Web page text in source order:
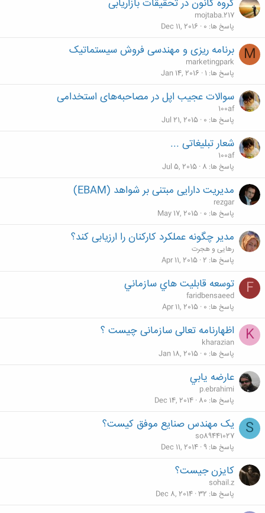
گروه کانون در تحقیقات بازاریابی
mojtaba.217
پاسخ ها 0
Dec 11, 2016
M برنامه ریزی و مهندسی فروش سیستماتیک
marketingpark
پاسخ ها 1
Jan 14, 2016
سوالات عجیب اپل در مصاحبه‌های استخدامی
100af
پاسخ ها 0
Jul 21, 2015
شعار تبلیغاتی ...
100af
پاسخ ها 8
Jul 5, 2015
مدیریت دارایی مبتنی بر شواهد (EBAM)
rezgar
پاسخ ها 0
May 17, 2015
مدیر چگونه عملکرد کارکنان را ارزیابی کند؟
رهایی و هجرت
پاسخ ها 2
Apr 11, 2015
F توسعه قابليت هاي سازماني
faridbensaeed
پاسخ ها 0
Apr 11, 2015
K اظهارنامه تعالی سازمانی چیست ؟
kharazian
پاسخ ها 0
Jan 18, 2015
عارضه يابي
p.ebrahimi
پاسخ ها 80
Dec 14, 2014
S یک مهندس صنایع موفق کیست؟
so89441027
پاسخ ها 9
Dec 11, 2014
كايزن جيست؟
sohail.z
پاسخ ها 32
Dec 8, 2014